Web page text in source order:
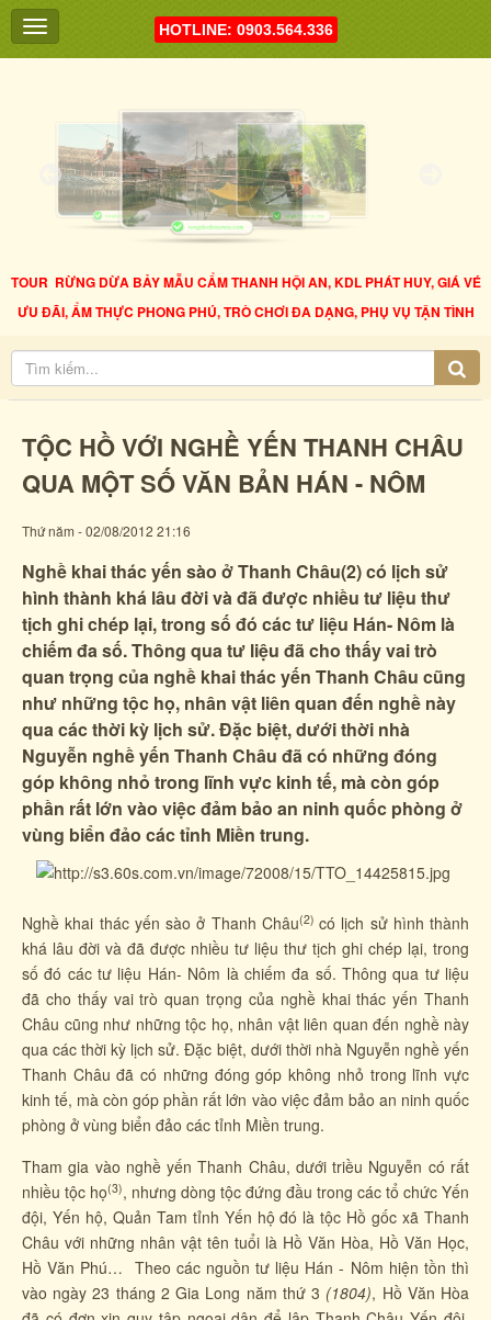
HOTLINE: 0903.564.336
TOUR RỪNG DỪA BẢY MẪU CẨM THANH HỘI AN, KDL PHÁT HUY, GIÁ VÉ
ƯU ĐÃI, ẨM THỰC PHONG PHÚ, TRÒ CHƠI ĐA DẠNG, PHỤ VỤ TẬN TÌNH
TỘC HỒ VỚI NGHỀ YẾN THANH CHÂU
QUA MỘT SỐ VĂN BẢN HÁN - NÔM
Thứ năm - 02/08/2012 21:16
Nghề khai thác yến sào ở Thanh Châu(2) có lịch sử
hình thành khá lâu đời và đã được nhiều tư liệu thư
tịch ghi chép lại, trong số đó các tư liệu Hán- Nôm là
chiếm đa số. Thông qua tư liệu đã cho thấy vai trò
quan trọng của nghề khai thác yến Thanh Châu cũng
như những tộc họ, nhân vật liên quan đến nghề này
qua các thời kỳ lịch sử. Đặc biệt, dưới thời nhà
Nguyễn nghề yến Thanh Châu đã có những đóng
góp không nhỏ trong lĩnh vực kinh tế, mà còn góp
phần rất lớn vào việc đảm bảo an ninh quốc phòng ở
vùng biển đảo các tỉnh Miền trung.
Nghề khai thác yến sào ở Thanh Châu(2) có lịch sử hình thành
khá lâu đời và đã được nhiều tư liệu thư tịch ghi chép lại, trong
số đó các tư liệu Hán- Nôm là chiếm đa số. Thông qua tư liệu
đã cho thấy vai trò quan trọng của nghề khai thác yến Thanh
Châu cũng như những tộc họ, nhân vật liên quan đến nghề này
qua các thời kỳ lịch sử. Đặc biệt, dưới thời nhà Nguyễn nghề yến
Thanh Châu đã có những đóng góp không nhỏ trong lĩnh vực
kinh tế, mà còn góp phần rất lớn vào việc đảm bảo an ninh quốc
phòng ở vùng biển đảo các tỉnh Miền trung.
Tham gia vào nghề yến Thanh Châu, dưới triều Nguyễn có rất
nhiều tộc họ(3), nhưng dòng tộc đứng đầu trong các tổ chức Yến
đội, Yến hộ, Quản Tam tỉnh Yến hộ đó là tộc Hồ gốc xã Thanh
Châu với những nhân vật tên tuổi là Hồ Văn Hòa, Hồ Văn Học,
Hồ Văn Phú… Theo các nguồn tư liệu Hán - Nôm hiện tồn thì
vào ngày 23 tháng 2 Gia Long năm thứ 3 (1804), Hồ Văn Hòa